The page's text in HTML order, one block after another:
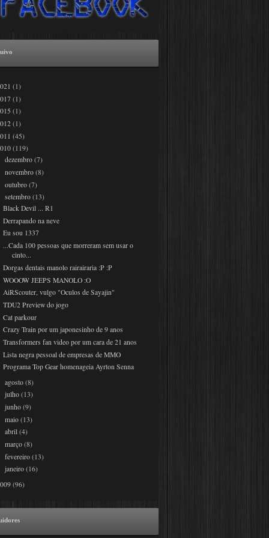
(1)
(1)
(1)
(1)
(45)
(119)
dezembro(7)
novembro(8)
outubro(7)
setembro(13)
Black Devil ... R1
Derrapando na neve
Eu sou 1337
...Cada 100 pessoas que morreram sem usar o
cinto...
Dorgas dentais manolo rairairaria :P :P
WOOOW JEEPS MANOLO :O
AiRScouter, vulgo "Oculos de Sayajin"
TDU2 Preview do jogo
Cat parkour
Crazy Train por um japonesinho de 9 anos
Transformers fan video por um cara de 21 anos
Lista negra pessoal de empresas de MMO
Programa Top Gear homenageia Ayrton Senna
agosto(8)
julho(13)
junho(9)
maio(13)
abril(4)
março(8)
fevereiro(13)
janeiro(16)
(96)